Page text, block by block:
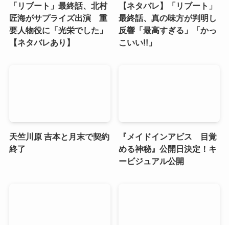
「リブート」最終話、北村
匠海がサプライズ出演 重
要人物役に「光栄でした」
【ネタバレあり】
【ネタバレ】「リブート」
最終話、真の味方が判明し
反響「最高すぎる」「かっ
こいい!!」
天竺川原 吉本と月末で契約
終了
『メイドインアビス 目覚
める神秘』公開日決定！キ
ービジュアル公開